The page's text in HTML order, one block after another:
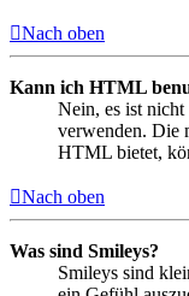
Nach oben
Kann ich HTML
Nein, es ist
verwenden. Die
HTML bietet,
Nach oben
Was sind Smileys?
Smileys sind